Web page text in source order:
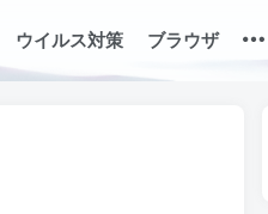
ウイルス対策 ブラウザ